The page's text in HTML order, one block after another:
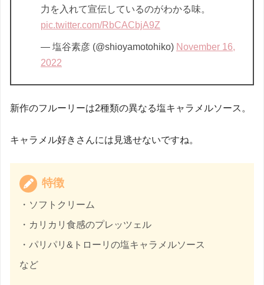
力を入れて宣伝しているのがわかる味。
pic.twitter.com/RbCACbjA9Z
— 塩谷素彦 (@shioyamotohiko) November 16,
2022
新作のフルーリーは2種類の異なる塩キャラメルソース。
キャラメル好きさんには見逃せないですね。
特徴
・ソフトクリーム
・カリカリ食感のプレッツェル
・パリパリ&トローリの塩キャラメルソース
など